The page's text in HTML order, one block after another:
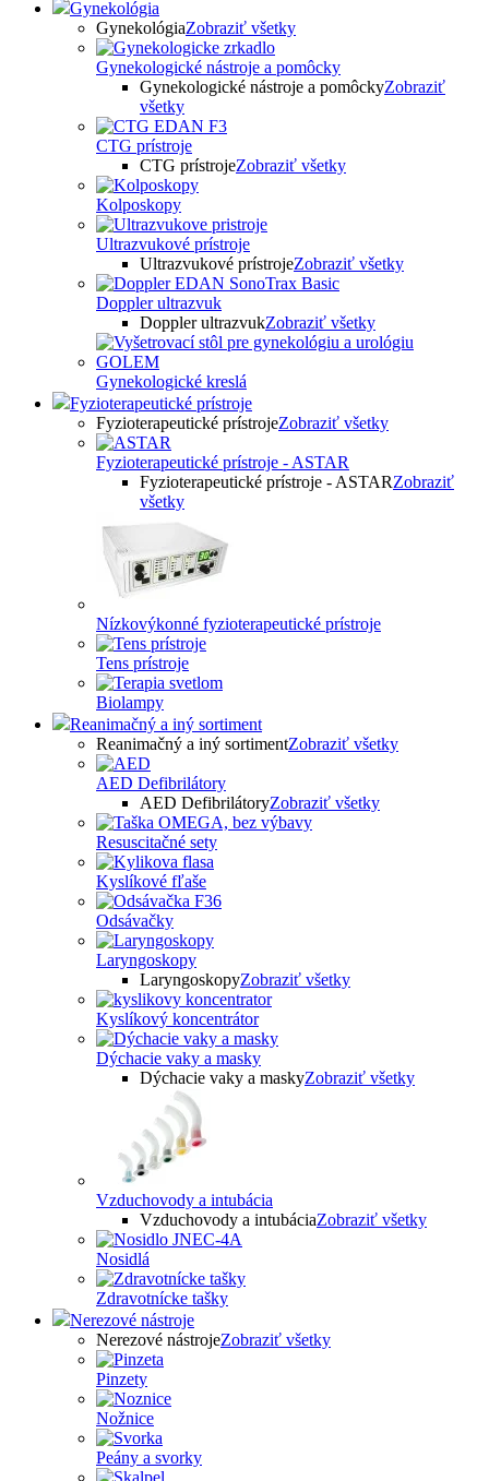
Gynekológia
GynekológiaZobraziť všetky
Gynekologické nástroje a pomôcky
Gynekologické nástroje a pomôckyZobraziť
všetky
CTG prístroje
CTG prístrojeZobraziť všetky
Kolposkopy
Ultrazvukové prístroje
Ultrazvukové prístrojeZobraziť všetky
Doppler ultrazvuk
Doppler ultrazvukZobraziť všetky
Gynekologické kreslá
Fyzioterapeutické prístroje
Fyzioterapeutické prístrojeZobraziť všetky
Fyzioterapeutické prístroje - ASTAR
Fyzioterapeutické prístroje - ASTARZobraziť
všetky
Nízkovýkonné fyzioterapeutické prístroje
Tens prístroje
Biolampy
Reanimačný a iný sortiment
Reanimačný a iný sortimentZobraziť všetky
AED Defibrilátory
AED DefibrilátoryZobraziť všetky
Resuscitačné sety
Kyslíkové fľaše
Odsávačky
Laryngoskopy
LaryngoskopyZobraziť všetky
Kyslíkový koncentrátor
Dýchacie vaky a masky
Dýchacie vaky a maskyZobraziť všetky
Vzduchovody a intubácia
Vzduchovody a intubáciaZobraziť všetky
Nosidlá
Zdravotnícke tašky
Nerezové nástroje
Nerezové nástrojeZobraziť všetky
Pinzety
Nožnice
Peány a svorky